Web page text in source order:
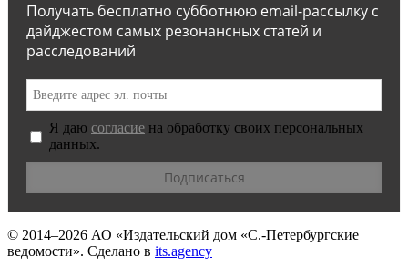
Получать бесплатно субботнюю email-рассылку с
дайджестом самых резонансных статей и
расследований
Я даю согласие на обработку своих персональных
данных.
© 2014–2026 АО «Издательский дом «С.-Петербургские
ведомости». Сделано в its.agency